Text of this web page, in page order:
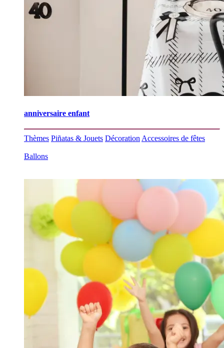
anniversaire enfant
Thèmes Piñatas & Jouets Décoration Accessoires de fêtes
Ballons